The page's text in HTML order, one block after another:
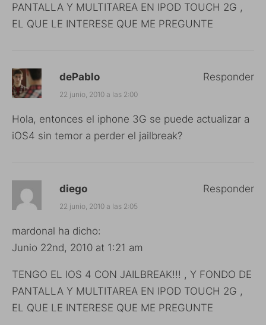
PANTALLA Y MULTITAREA EN IPOD TOUCH 2G ,
EL QUE LE INTERESE QUE ME PREGUNTE
dePablo
22 junio, 2010 a las 2:00
Hola, entonces el iphone 3G se puede actualizar a
iOS4 sin temor a perder el jailbreak?
Responder
diego
22 junio, 2010 a las 2:05
mardonal ha dicho:
Junio 22nd, 2010 at 1:21 am
TENGO EL IOS 4 CON JAILBREAK!!! , Y FONDO DE
PANTALLA Y MULTITAREA EN IPOD TOUCH 2G ,
EL QUE LE INTERESE QUE ME PREGUNTE
Responder